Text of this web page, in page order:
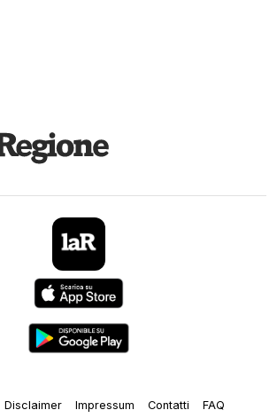
Disclaimer Impressum Contatti
FAQ